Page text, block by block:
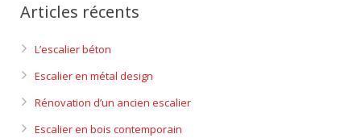
Articles récents
L’escalier béton
Escalier en métal design
Rénovation d’un ancien escalier
Escalier en bois contemporain